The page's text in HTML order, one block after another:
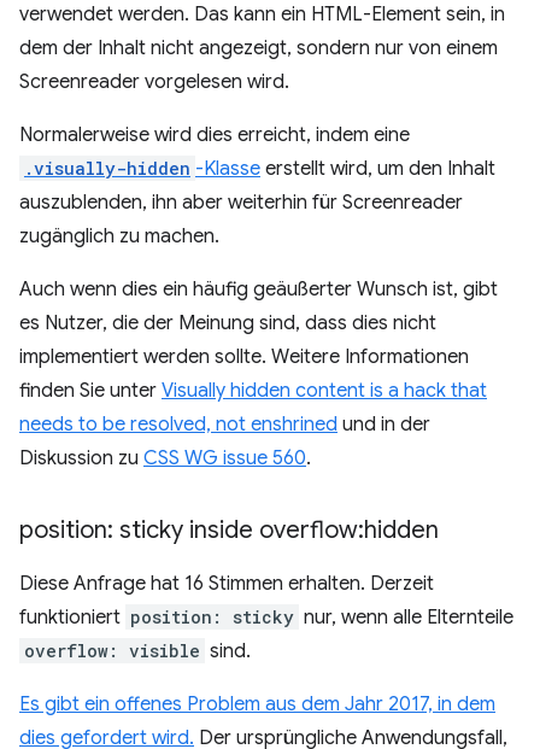
verwendet werden. Das kann ein HTML-Element sein, in
dem der Inhalt nicht angezeigt, sondern nur von einem
Screenreader vorgelesen wird.
Normalerweise wird dies erreicht, indem eine
.visually-hidden -Klasse erstellt wird, um den Inhalt
auszublenden, ihn aber weiterhin für Screenreader
zugänglich zu machen.
Auch wenn dies ein häufig geäußerter Wunsch ist, gibt
es Nutzer, die der Meinung sind, dass dies nicht
implementiert werden sollte. Weitere Informationen
finden Sie unter Visually hidden content is a hack that
needs to be resolved, not enshrined und in der
Diskussion zu CSS WG issue 560.
position: sticky inside overflow:hidden
Diese Anfrage hat 16 Stimmen erhalten. Derzeit
funktioniert position: sticky nur, wenn alle Elternteile
overflow: visible sind.
Es gibt ein offenes Problem aus dem Jahr 2017, in dem
dies gefordert wird. Der ursprüngliche Anwendungsfall,